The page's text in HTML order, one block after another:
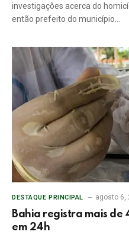
investigações acerca do
então prefeito do município…
DESTAQUE PRINCIPAL agosto 6,
Bahia registra mais de
em 24h